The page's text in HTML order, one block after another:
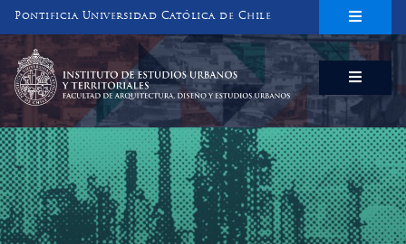
Pontificia Universidad Católica de Chile
INSTITUTO DE ESTUDIOS URBANOS
Y TERRITORIALES
FACULTAD DE ARQUITECTURA, DISEÑO Y ESTUDIOS URBANOS